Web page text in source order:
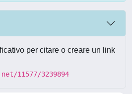
per citare o creare un link
11577/3239894